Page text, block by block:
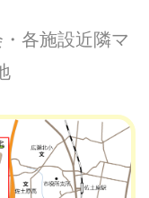
各施設近隣マ